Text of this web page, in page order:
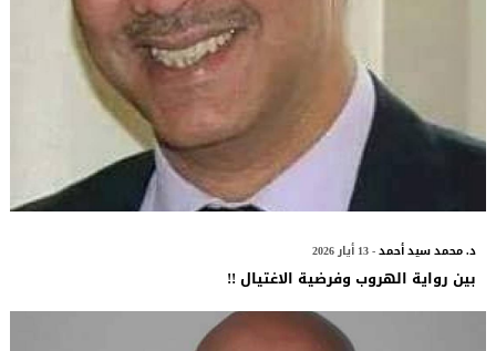
د. محمد سيد أحمد- 13 أيار 2026
بين رواية الهروب وفرضية الاغتيال !!